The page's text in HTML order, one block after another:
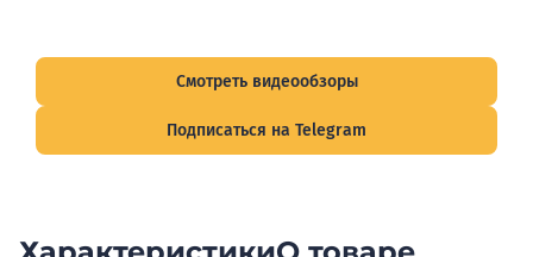
Смотреть видеообзоры
Подписаться на Telegram